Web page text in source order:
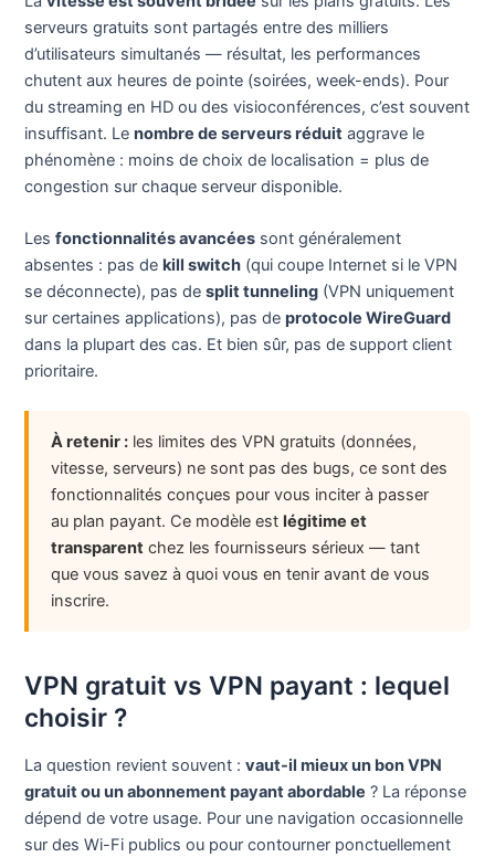
serveurs gratuits sont partagés entre des milliers
d’utilisateurs simultanés — résultat, les performances
chutent aux heures de pointe (soirées, week-ends). Pour
du streaming en HD ou des visioconférences, c’est souvent
insuffisant. Lenombre de serveurs réduit aggrave le
phénomène : moins de choix de localisation = plus de
congestion sur chaque serveur disponible.
Lesfonctionnalités avancées sont généralement
absentes : pas de kill switch (qui coupe Internet si le VPN
se déconnecte), pas desplit tunneling (VPN uniquement
sur certaines applications), pas deprotocole WireGuard
dans la plupart des cas. Et bien sûr, pas de support client
prioritaire.
À retenir : les limites des VPN gratuits (données,
vitesse, serveurs) ne sont pas des bugs, ce sont des
fonctionnalités conçues pour vous inciter à passer
au plan payant. Ce modèle est légitime et
transparent chez les fournisseurs sérieux — tant
que vous savez à quoi vous en tenir avant de vous
inscrire.
VPN gratuit vs VPN payant : lequel
choisir ?
La question revient souvent :vaut-il mieux un bon VPN
gratuit ou un abonnement payant abordable ? La réponse
dépend de votre usage. Pour une navigation occasionnelle
sur des Wi-Fi publics ou pour contourner ponctuellement